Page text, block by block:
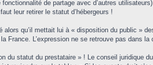
de partage avec d’autres
leur retirer le statut d’hébergeurs !
qu’il mettait lui à « disposition du public »
France. L’expression ne se retrouve pas dans la
du statut du prestataire » ! Le conseil juridique